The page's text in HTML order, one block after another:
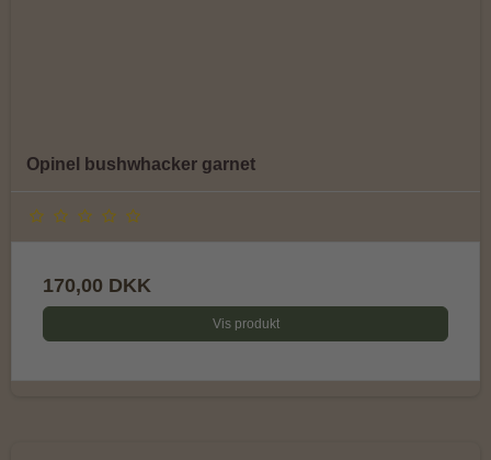
Opinel bushwhacker garnet
170,00 DKK
Vis produkt